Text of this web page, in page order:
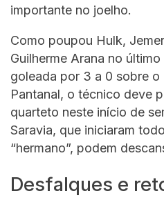
importante no joelho.
Como poupou Hulk,
Guilherme Arana no
goleada por 3 a 0 sobre o
Pantanal, o técnico deve
quarteto neste início de
Saravia, que iniciaram
“hermano”, podem
Desfalques e